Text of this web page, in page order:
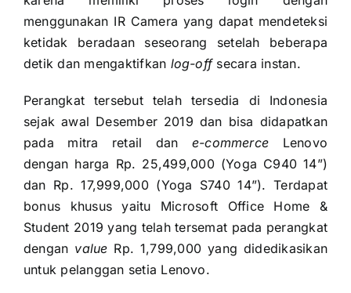
menggunakan IR Camera yang dapat mendeteksi
ketidak beradaan seseorang setelah beberapa
detik dan mengaktifkan log-offsecara instan.
Perangkat tersebut telah tersedia di Indonesia
sejak awal Desember 2019 dan bisa didapatkan
pada mitra retail dan e-commerce Lenovo
dengan harga Rp. 25,499,000 (Yoga C940 14”)
dan Rp. 17,999,000 (Yoga S740 14”). Terdapat
bonus khusus yaitu Microsoft Office Home &
Student 2019 yang telah tersemat pada perangkat
dengan value Rp. 1,799,000 yang didedikasikan
untuk pelanggan setia Lenovo.